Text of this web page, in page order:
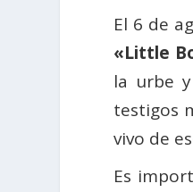
El 6 de
«Little
la urbe
testigos
vivo de
Es